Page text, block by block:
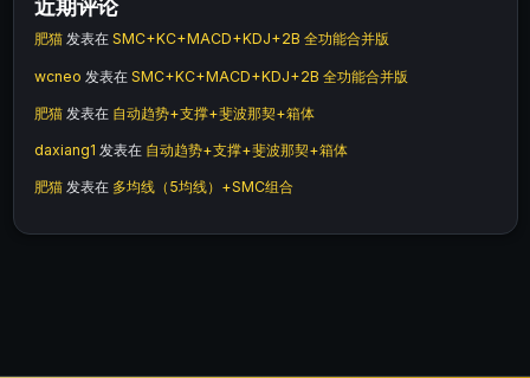
近期评论
肥猫 发表在 SMC+KC+MACD+KDJ+2B 全功能合并版
wcneo 发表在 SMC+KC+MACD+KDJ+2B 全功能合并版
肥猫 发表在 自动趋势+支撑+斐波那契+箱体
daxiang1 发表在 自动趋势+支撑+斐波那契+箱体
肥猫 发表在 多均线（5均线）+SMC组合